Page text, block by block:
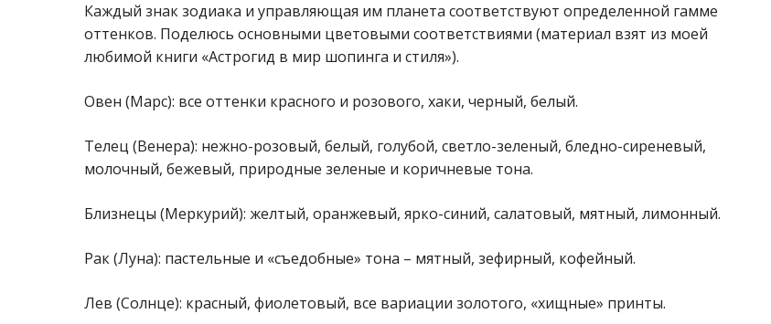
Каждый знак зодиака и управляющая им планета соответствуют определенной гамме
оттенков. Поделюсь основными цветовыми соответствиями (материал взят из моей
любимой книги «Астрогид в мир шопинга и стиля»).
Овен (Марс): все оттенки красного и розового, хаки, черный, белый.
Телец (Венера): нежно-розовый, белый, голубой, светло-зеленый, бледно-сиреневый,
молочный, бежевый, природные зеленые и коричневые тона.
Близнецы (Меркурий): желтый, оранжевый, ярко-синий, салатовый, мятный, лимонный.
Рак (Луна): пастельные и «съедобные» тона – мятный, зефирный, кофейный.
Лев (Солнце): красный, фиолетовый, все вариации золотого, «хищные» принты.